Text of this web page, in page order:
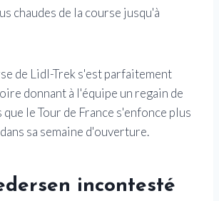
chaudes de la course jusqu'à
de Lidl-Trek s'est parfaitement
donnant à l'équipe un regain de
le Tour de France s'enfonce plus
sa semaine d'ouverture.
incontesté